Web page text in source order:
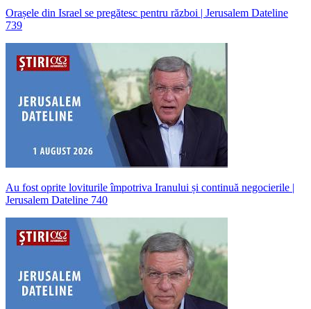
Orașele din Israel se pregătesc pentru război | Jerusalem Dateline
739
Au fost oprite loviturile împotriva Iranului și continuă negocierile |
Jerusalem Dateline 740